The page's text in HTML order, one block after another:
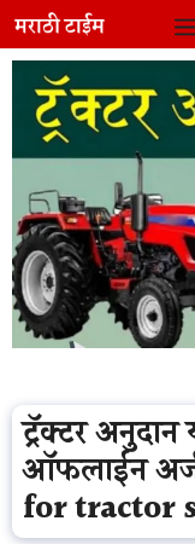
Skip
to
content
Menu
ट्रॅक्टर
ऑफलाईन
for tractor